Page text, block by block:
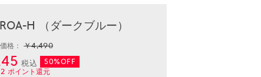
H （ダークブルー）
格：￥4,490
税込
50%OFF
ポイント還元